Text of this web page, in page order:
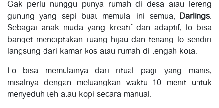
Gak perlu nunggu punya rumah di desa atau lereng
gunung yang sepi buat memulai ini semua, Darlings.
Sebagai anak muda yang kreatif dan adaptif, lo bisa
banget menciptakan ruang hijau dan tenang lo sendiri
langsung dari kamar kos atau rumah di tengah kota.
Lo bisa memulainya dari ritual pagi yang manis,
misalnya dengan meluangkan waktu 10 menit untuk
menyeduh teh atau kopi secara manual.